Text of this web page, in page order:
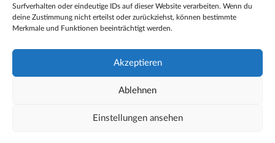
Surfverhalten oder eindeutige IDs auf dieser Website verarbeiten. Wenn du
deine Zustimmung nicht erteilst oder zurückziehst, können bestimmte
Merkmale und Funktionen beeinträchtigt werden.
Akzeptieren
Ablehnen
Einstellungen ansehen
anregen und mithelfen, aus der Verheißung des Evangeliums heraus
im individuellen und gesellschaftlichen Leben verantwortlich zu
denken, zu reden und zu handeln.
Impressum
Teilnahmebedingungen
Cookie-Richtlinie (EU)